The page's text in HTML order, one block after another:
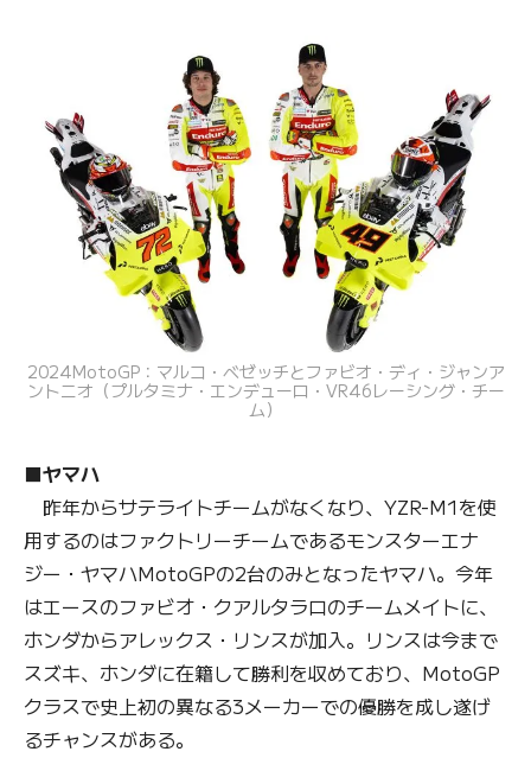
2024MotoGP：マルコ・ベゼッチとファビオ・ディ・ジャンア
ントニオ（プルタミナ・エンデューロ・VR46レーシング・チー
ム）
■ヤマハ
昨年からサテライトチームがなくなり、YZR-M1を使
用するのはファクトリーチームであるモンスターエナ
ジー・ヤマハMotoGPの2台のみとなったヤマハ。今年
はエースのファビオ・クアルタラロのチームメイトに、
ホンダからアレックス・リンスが加入。リンスは今まで
スズキ、ホンダに在籍して勝利を収めており、MotoGP
クラスで史上初の異なる3メーカーでの優勝を成し遂げ
るチャンスがある。